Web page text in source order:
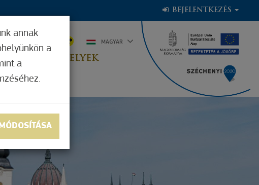
BEJELENTKEZÉS
ELFOGADÓHELYEK
MAGYAR
(24)
annak
a
a